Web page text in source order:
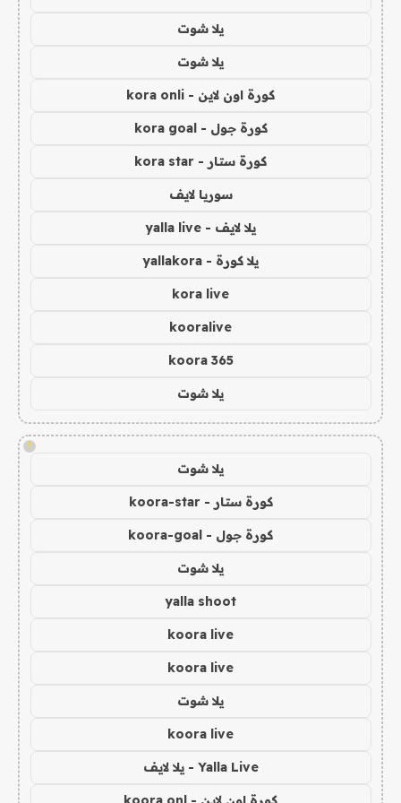
يلا شوت
يلا شوت
كورة اون لاين - kora onli
كورة جول - kora goal
كورة ستار - kora star
سوريا لايف
يلا لايف - yalla live
يلا كورة - yallakora
kora live
kooralive
koora 365
يلا شوت
!
يلا شوت
كورة ستار - koora-star
كورة جول - koora-goal
يلا شوت
yalla shoot
koora live
koora live
يلا شوت
koora live
Yalla Live - يلا لايف